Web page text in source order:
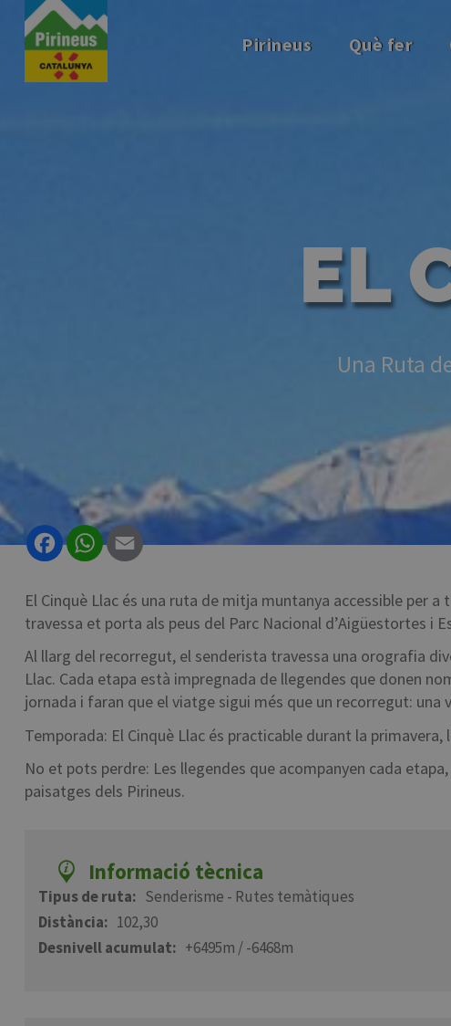
contingut
Pirineus Què fer
EL
Una Ruta
FacebookWhatsApp
El Cinquè Llac és una ruta de mitja muntanya accessible per
travessa et porta als peus del Parc Nacional d’Aigüestortes i
Al llarg del recorregut, el senderista travessa una orografia
Llac. Cada etapa està impregnada de llegendes que donen
jornada i faran que el viatge sigui més que un recorregut:
Temporada: El Cinquè Llac és practicable durant la
No et pots perdre: Les llegendes que acompanyen cada
paisatges dels Pirineus.
Informació tècnica
Tipus de ruta
Senderisme - Rutes temàtiques
Distància
102,30
Desnivell acumulat
+6495m / -6468m